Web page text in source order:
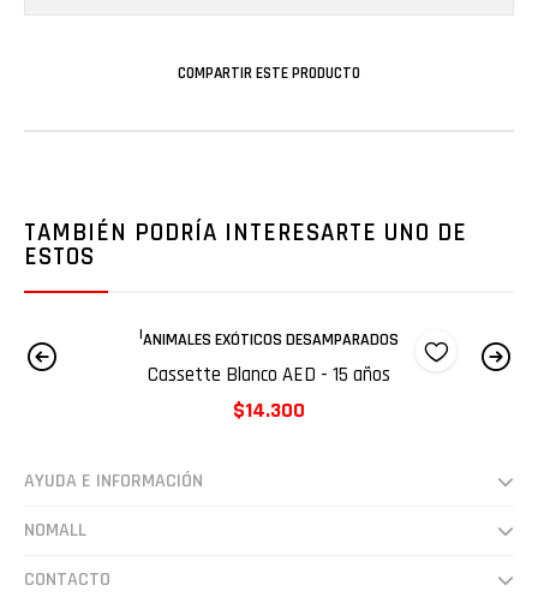
COMPARTIR ESTE PRODUCTO
TAMBIÉN PODRÍA INTERESARTE UNO DE
ESTOS
Agotado
|ANIMALES EXÓTICOS DESAMPARADOS
Cassette Blanco AED - 15 años
$14.300
AYUDA E INFORMACIÓN
Despachos
NOMALL
Somos
CONTACTO